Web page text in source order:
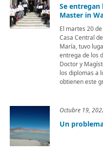
Se
Master in
El martes 20
Casa Central
María, tuvo
entrega de los
Doctor y
los diplomas a
obtienen este
Octubre 19,
Un